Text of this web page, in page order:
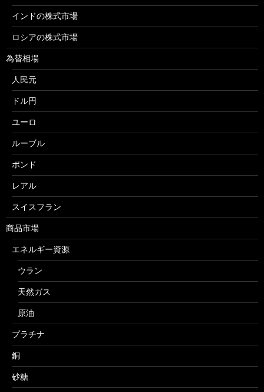
インドの株式市場
ロシアの株式市場
為替相場
人民元
ドル円
ユーロ
ルーブル
ポンド
レアル
スイスフラン
商品市場
エネルギー資源
ウラン
天然ガス
原油
プラチナ
銅
砂糖